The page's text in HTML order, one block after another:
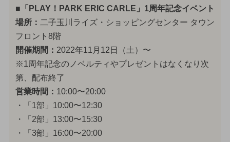
■「PLAY！PARK ERIC CARLE」1周年記念イベント
場所： 二子玉川ライズ・ショッピングセンター タウン
フロント8階
開催期間： 2022年11月12日（土）〜
※1周年記念のノベルティやプレゼントはなくなり次
第、配布終了
営業時間： 10:00〜20:00
・「1部」10:00〜12:30
・「2部」13:00〜15:30
・「3部」16:00〜20:00